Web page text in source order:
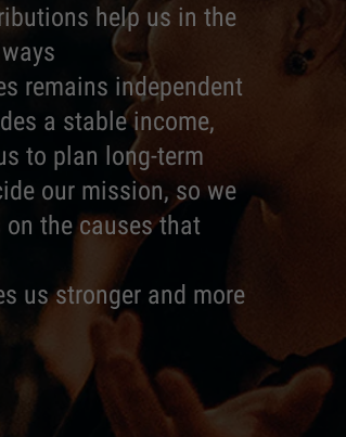
help us in the
remains independent
a stable income,
to plan long-term
our mission, so we
the causes that
us stronger and more